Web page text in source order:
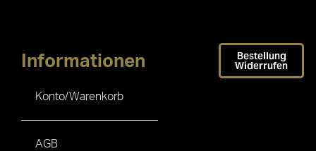
Informationen
Konto/Warenkorb
AGB
Bestellung
Widerrufen